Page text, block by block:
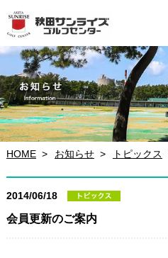
HOME お知らせ トピックス
2014/06/18
会員更新のご案内